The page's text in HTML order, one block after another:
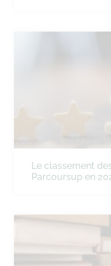
Le classement
Parcoursup en